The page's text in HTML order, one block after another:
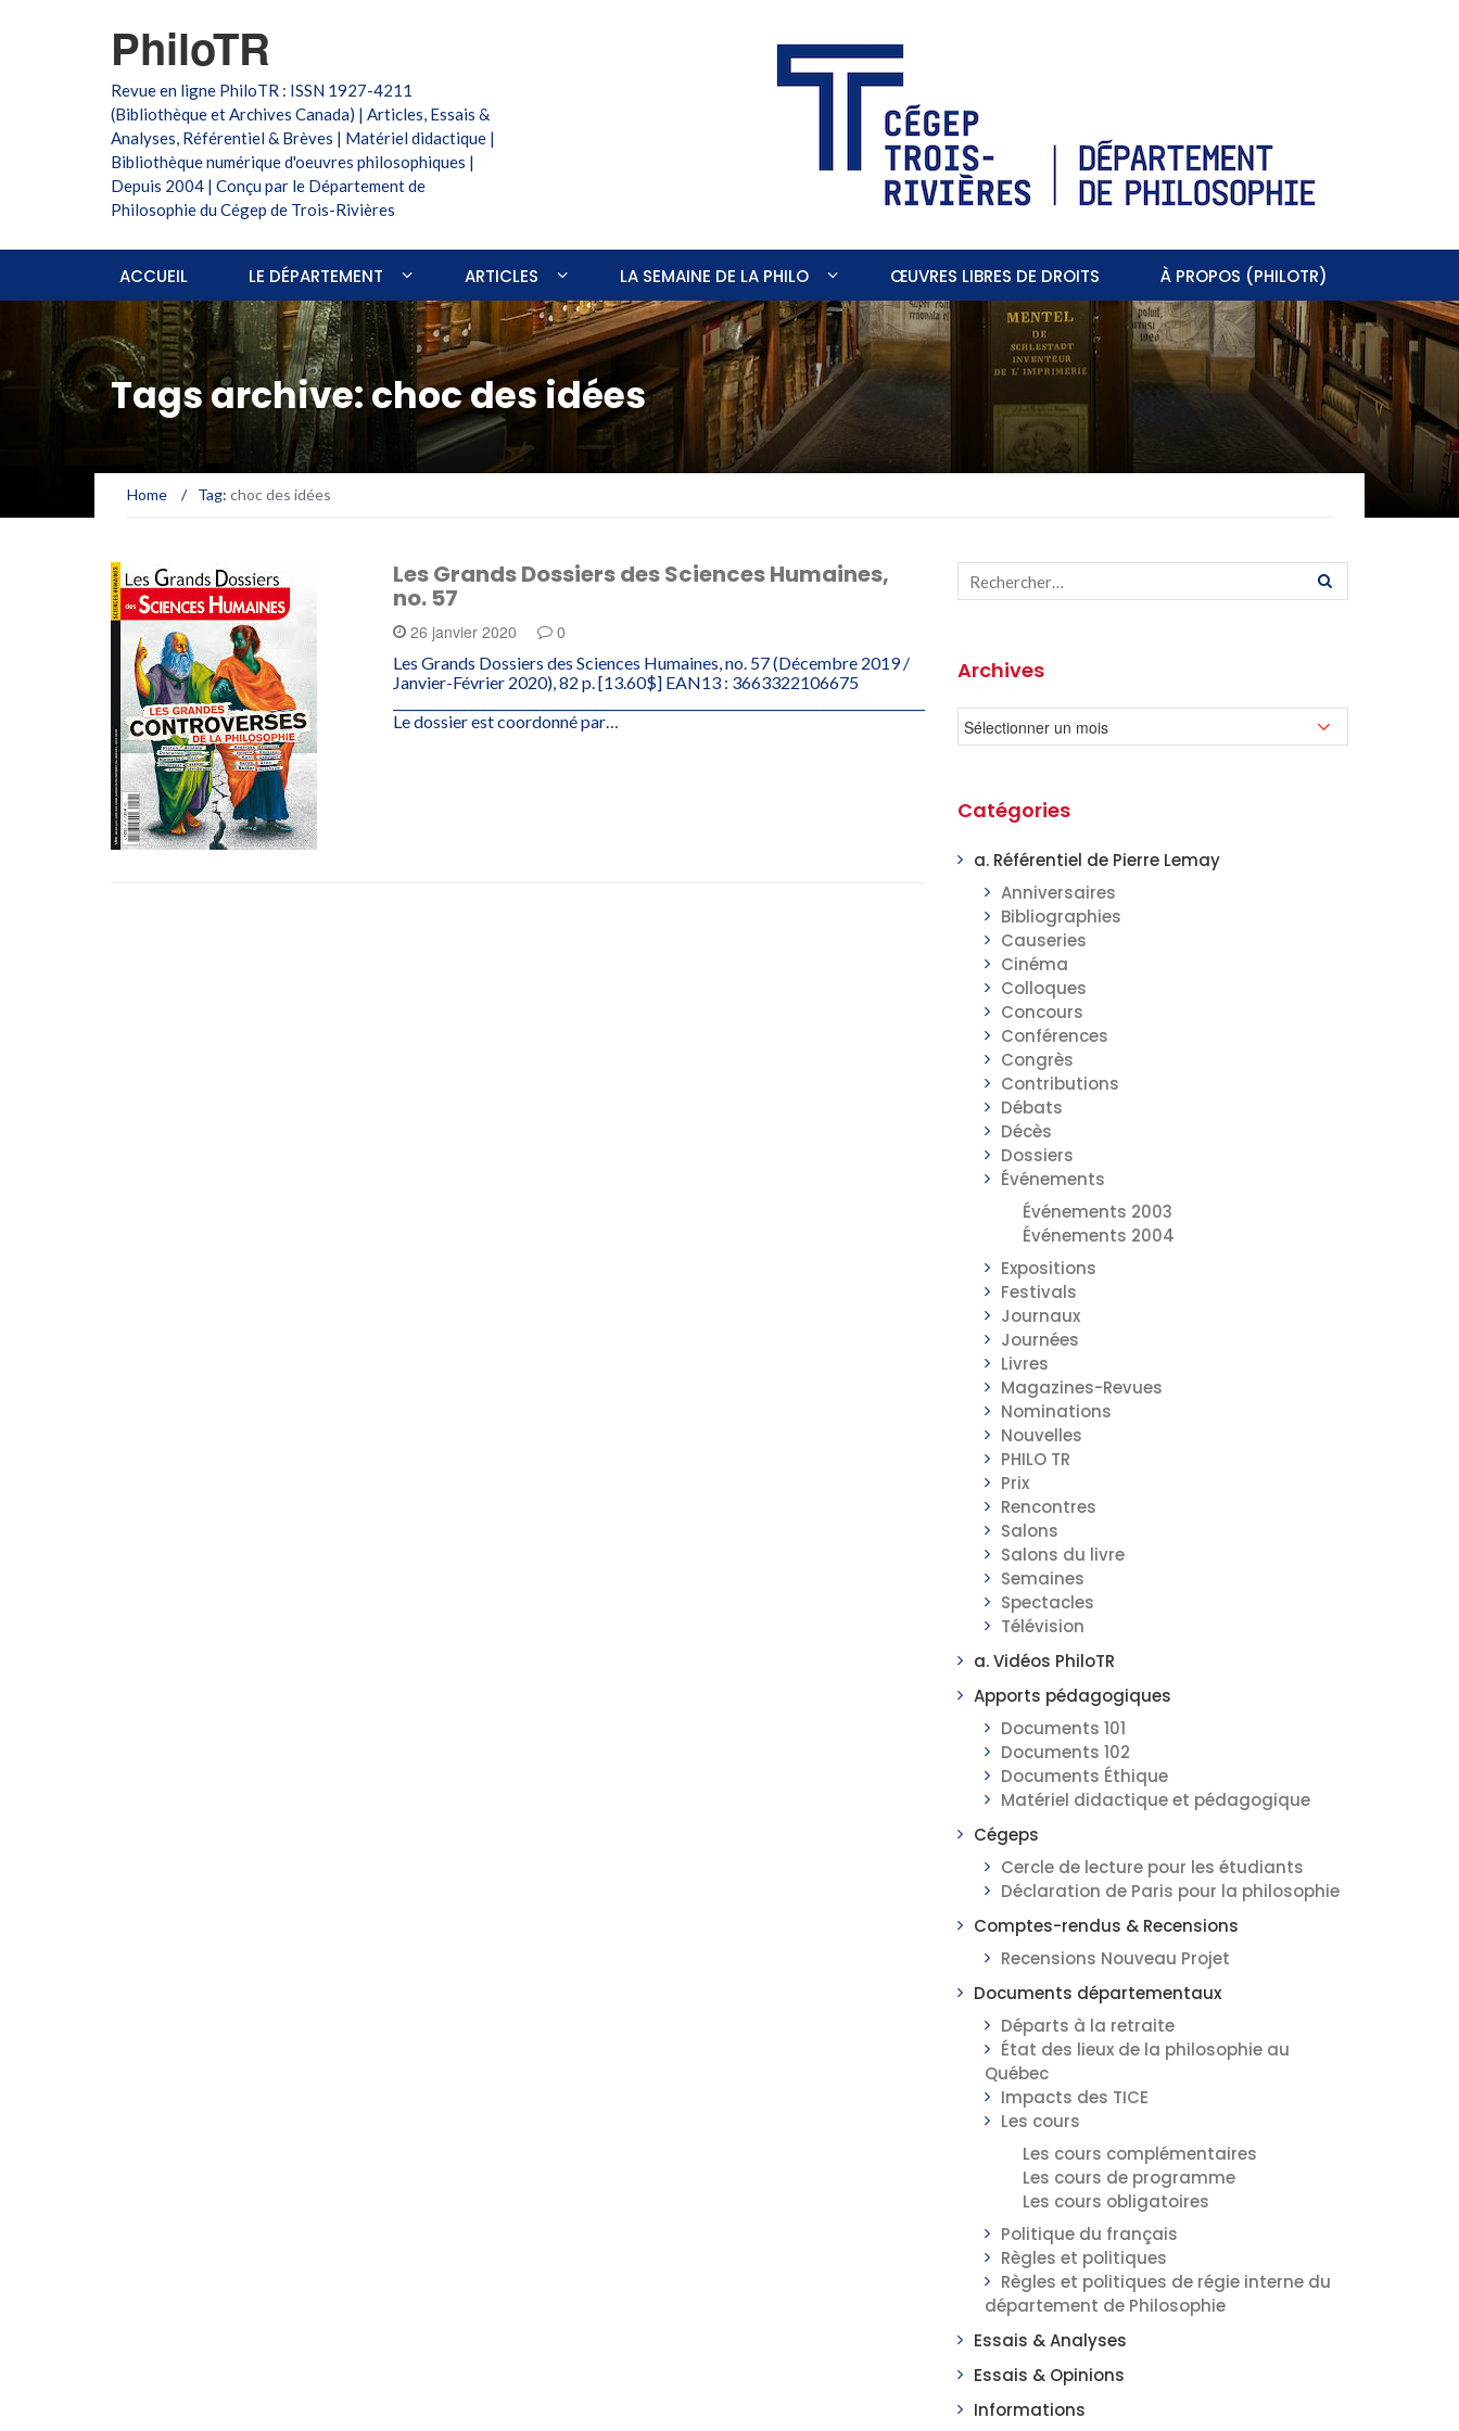
PhiloTR
Revue en ligne PhiloTR : ISSN 1927-4211
(Bibliothèque et Archives Canada) | Articles, Essais &
Analyses, Référentiel & Brèves | Matériel didactique |
Bibliothèque numérique d'oeuvres philosophiques |
Depuis 2004 | Conçu par le Département de
Philosophie du Cégep de Trois-Rivières
ACCUEIL LE DÉPARTEMENT ARTICLES LA SEMAINE DE LA PHILO ŒUVRES LIBRES DE DROITS À PROPOS (PHILOTR)
Tags archive: choc des idées
Home / Tag: choc des idées
Les Grands Dossiers des Sciences Humaines,
no. 57
26 janvier 2020 0
Les Grands Dossiers des Sciences Humaines, no. 57 (Décembre 2019 /
Janvier-Février 2020), 82 p. [13.60$] EAN13 : 3663322106675
Le dossier est coordonné par…
Archives
Catégories
a. Référentiel de Pierre Lemay
Anniversaires
Bibliographies
Causeries
Cinéma
Colloques
Concours
Conférences
Congrès
Contributions
Débats
Décès
Dossiers
Événements
Événements 2003
Événements 2004
Expositions
Festivals
Journaux
Journées
Livres
Magazines-Revues
Nominations
Nouvelles
PHILO TR
Prix
Rencontres
Salons
Salons du livre
Semaines
Spectacles
Télévision
a. Vidéos PhiloTR
Apports pédagogiques
Documents 101
Documents 102
Documents Éthique
Matériel didactique et pédagogique
Cégeps
Cercle de lecture pour les étudiants
Déclaration de Paris pour la philosophie
Comptes-rendus & Recensions
Recensions Nouveau Projet
Documents départementaux
Départs à la retraite
État des lieux de la philosophie au
Québec
Impacts des TICE
Les cours
Les cours complémentaires
Les cours de programme
Les cours obligatoires
Politique du français
Règles et politiques
Règles et politiques de régie interne du
département de Philosophie
Essais & Analyses
Essais & Opinions
Informations